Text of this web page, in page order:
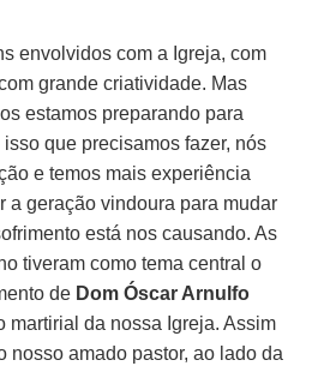
envolvidos com a Igreja, com
grande criatividade. Mas
estamos preparando para
que precisamos fazer, nós
e temos mais experiência
a geração vindoura para mudar
está nos causando. As
tiveram como tema central o
de Dom Óscar Arnulfo
martirial da nossa Igreja. Assim
nosso amado pastor, ao lado da